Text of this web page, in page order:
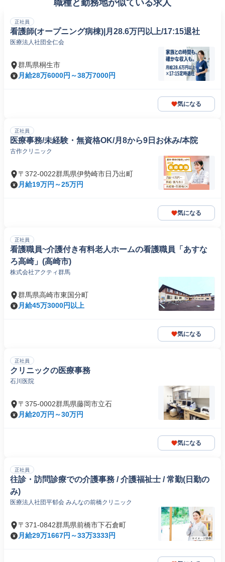
職種と勤務地が似ている求人
正社員
看護師(オープニング病棟)|月28.6万円以上/17:15退社
医療法人社団全仁会
群馬県桐生市
月給28万6000円～38万7000円
気になる
正社員
医療事務/未経験・無資格OK/月8から9日お休み/本院
古作クリニック
〒372-0022群馬県伊勢崎市日乃出町
月給19万円～25万円
気になる
正社員
看護職員~介護付き有料老人ホームの看護職員「あすな
ろ高崎」(高崎市)
株式会社アクティ群馬
群馬県高崎市東国分町
月給45万3000円以上
気になる
正社員
クリニックの医療事務
石川医院
〒375-0002群馬県藤岡市立石
月給20万円～30万円
気になる
正社員
往診・訪問診療での介護事務 / 介護福祉士 / 常勤(日勤の
み)
医療法人社団平郁会 みんなの前橋クリニック
〒371-0842群馬県前橋市下石倉町
月給29万1667円～33万3333円